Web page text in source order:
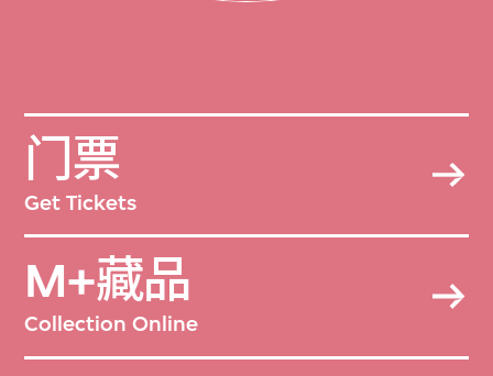
门票
Get Tickets
M+藏品
Collection Online